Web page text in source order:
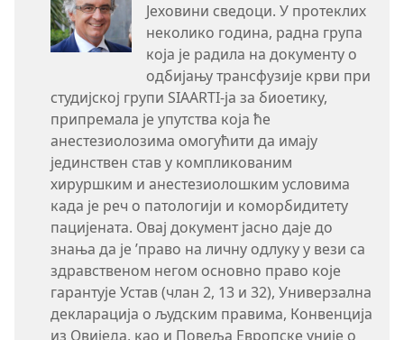
Јеховини сведоци. У протеклих
неколико година, радна група
која је радила на документу о
одбијању трансфузије крви при
студијској групи SIAARTI-ја за биоетику,
припремала је упутства која ће
анестезиолозима омогућити да имају
јединствен став у компликованим
хируршким и анестезиолошким условима
када је реч о патологији и коморбидитету
пацијената. Овај документ јасно даје до
знања да је ’право на личну одлуку у вези са
здравственом негом основно право које
гарантује Устав (члан 2, 13 и 32), Универзална
декларација о људским правима, Конвенција
из Овиједа, као и Повеља Европске уније о